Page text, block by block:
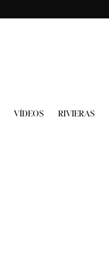
VÍDEOS RIVIERAS